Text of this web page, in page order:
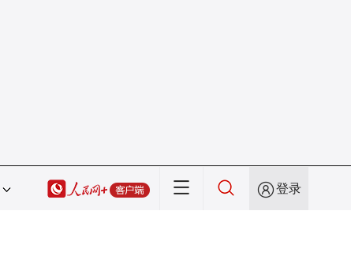
登录